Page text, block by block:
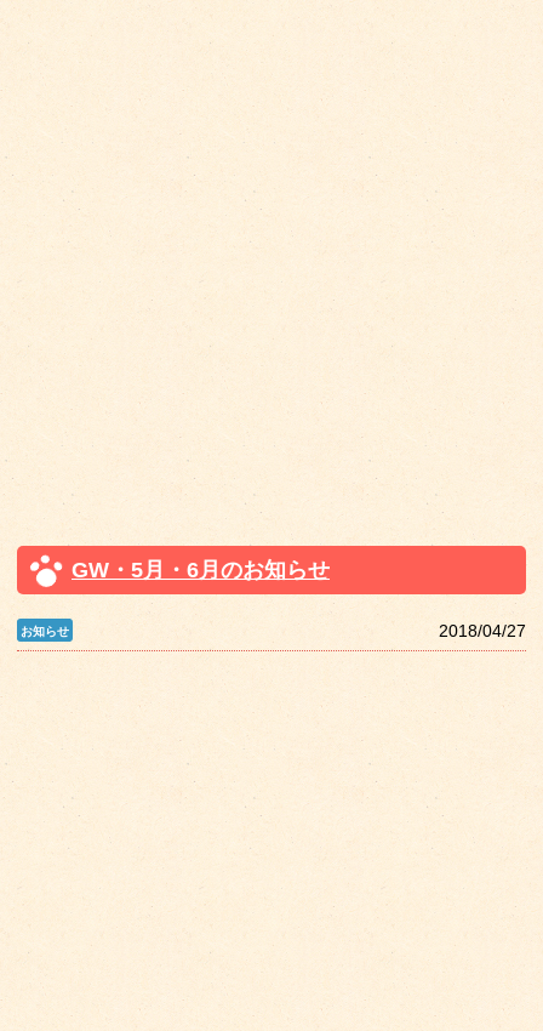
GW・5月・6月のお知らせ
2018/04/27